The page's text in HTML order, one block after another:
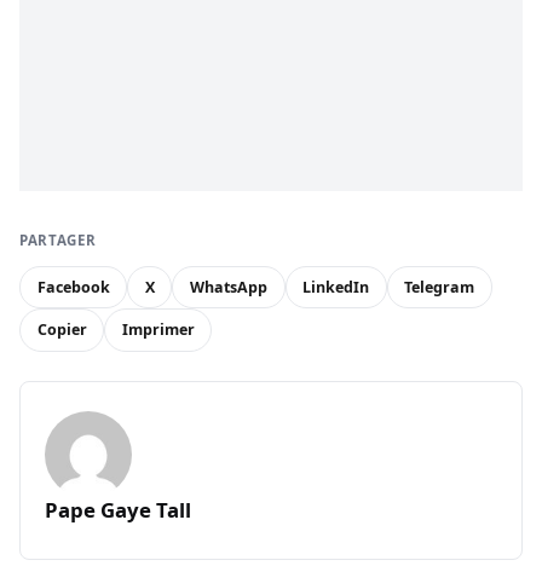
PARTAGER
Facebook X WhatsApp LinkedIn Telegram
Copier Imprimer
Pape Gaye Tall